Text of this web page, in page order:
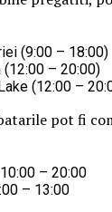
(9:00 – 18:00)
(12:00 – 20:00)
(12:00 –
pot fi
– 20:00
– 13:00